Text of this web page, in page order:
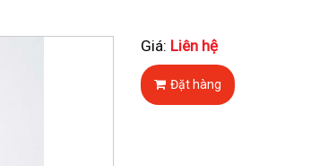
Giá: Liên hệ
Đặt hàng